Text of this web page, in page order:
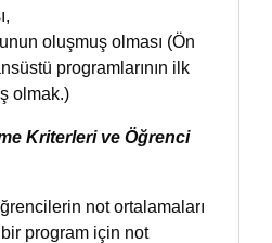
oluşmuş olması (Ön
programlarının ilk
olmak.)
Kriterleri ve Öğrenci
not ortalamaları
bir program için not